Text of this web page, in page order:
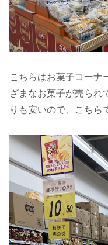
こちらはお菓子コーナ
ざまなお菓子が売られ
りも安いので、こちら